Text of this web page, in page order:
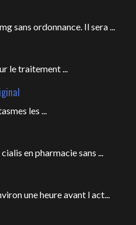
sans ordonnance. Il sera ...
le traitement ...
les ...
en pharmacie sans ...
une heure avant l act...